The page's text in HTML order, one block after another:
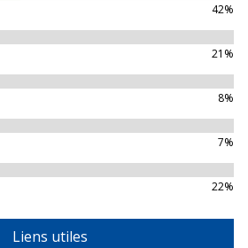
42%
21%
8%
7%
22%
Liens utiles